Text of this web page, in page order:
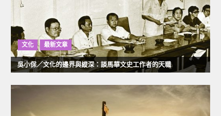
文化 最新文章
吳小保／文化的邊界與縱深：談馬華文史工作者的天職